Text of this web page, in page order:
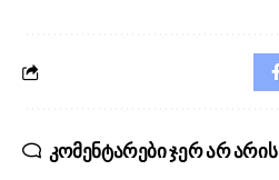
კომენტარები ჯერ არ არის